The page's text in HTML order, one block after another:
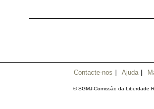
Contacte-nos | Ajuda |
© SGMJ-Comissão da Liberdade